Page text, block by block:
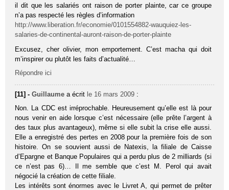
il dit que les salariés ont raison de porter plainte, car ce groupe
n’a pas respecté les règles d’information
http://www.liberation.fr/economie/0101554882-wauquiez-les-
salaries-de-continental-auront-raison-de-porter-plainte
Excusez, cher olivier, mon emportement. C’est macha qui doit
m’inspirer ou plutôt les faits d’actualité…
Répondre ici
[11] -Guillaume a écrit le 16 mars 2009 :
Non. La CDC est irréprochable. Heureusement qu’elle est là pour
nous venir en aide lorsque c’est nécessaire (elle prête l’argent à
des taux plus avantageux), même si elle subit la crise elle aussi.
Elle a enregistré des pertes en 2008 pour la première fois de son
histoire. On se souvient aussi de Natexis, la filiale de Caisse
d’Epargne et Banque Populaires qui a perdu plus de 2 milliards (si
ce n’est pas 6)… Il me semble que c’est M. Perol qui avait
négocié la création de cette filiale.
Les intérêts sont énormes avec le Livret A, qui permet de prêter